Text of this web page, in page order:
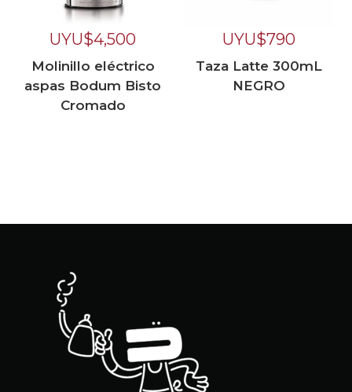
UYU$4,500
Molinillo eléctrico
aspas Bodum Bisto
Cromado
UYU$790
Taza Latte 300mL
NEGRO